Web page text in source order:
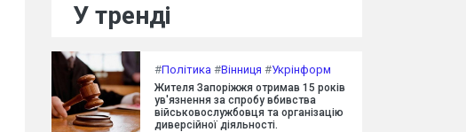
У тренді
#Політика #Вінниця #Укрінформ
Жителя Запоріжжя отримав 15 років
ув'язнення за спробу вбивства
військовослужбовця та організацію
диверсійної діяльності.